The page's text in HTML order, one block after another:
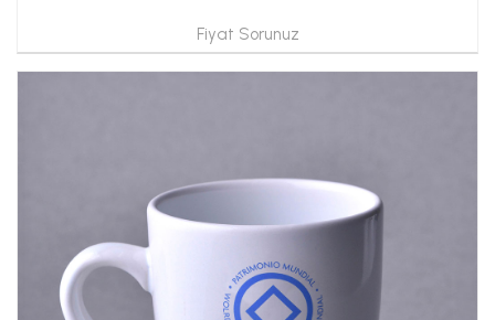
Fiyat Sorunuz